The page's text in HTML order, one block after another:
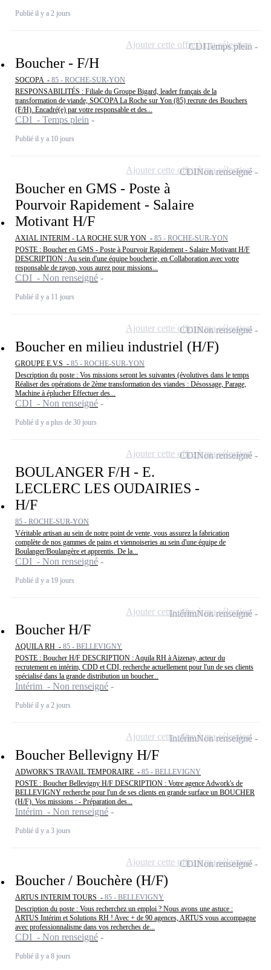
Publié il y a 2 jours
Boucher - F/H
SOCOPA - 85 - ROCHE-SUR-YON
RESPONSABILITÉS : Filiale du Groupe Bigard, leader français de la
transformation de viande, SOCOPA La Roche sur Yon (85) recrute des Bouchers
(F/H). Encadré(e) par votre responsable et des...
CDI - Temps plein
Publié il y a 10 jours
CDITemps plein
Ajouter cette offre à ma sélection
Boucher en GMS - Poste à
Pourvoir Rapidement - Salaire
Motivant H/F
AXIAL INTERIM - LA ROCHE SUR YON - 85 - ROCHE-SUR-YON
POSTE : Boucher en GMS - Poste à Pourvoir Rapidement - Salaire Motivant H/F
DESCRIPTION : Au sein d'une équipe boucherie, en Collaboration avec votre
responsable de rayon, vous aurez pour missions...
CDI - Non renseigné
Publié il y a 11 jours
CDINon renseigné
Ajouter cette offre à ma sélection
Boucher en milieu industriel (H/F)
GROUPE E.V.S - 85 - ROCHE-SUR-YON
Description du poste : Vos missions seront les suivantes (évolutives dans le temps
Réaliser des opérations de 2ème transformation des viandes : Désossage, Parage,
Machine à éplucher Effectuer des...
CDI - Non renseigné
Publié il y a plus de 30 jours
CDINon renseigné
Ajouter cette offre à ma sélection
BOULANGER F/H - E.
LECLERC LES OUDAIRIES -
H/F
85 - ROCHE-SUR-YON
Véritable artisan au sein de notre point de vente, vous assurez la fabrication
complète de nos gammes de pains et viennoiseries au sein d'une équipe de
Boulanger/Boulangère et apprentis. De la...
CDI - Non renseigné
Publié il y a 19 jours
CDINon renseigné
Ajouter cette offre à ma sélection
Boucher H/F
AQUILA RH - 85 - BELLEVIGNY
POSTE : Boucher H/F DESCRIPTION : Aquila RH à Aizenay, acteur du
recrutement en intérim, CDD et CDI, recherche actuellement pour l'un de ses clients
spécialisé dans la grande distribution un boucher...
Intérim - Non renseigné
Publié il y a 2 jours
IntérimNon renseigné
Ajouter cette offre à ma sélection
Boucher Bellevigny H/F
ADWORK'S TRAVAIL TEMPORAIRE - 85 - BELLEVIGNY
POSTE : Boucher Bellevigny H/F DESCRIPTION : Votre agence Adwork's de
BELLEVIGNY recherche pour l'un de ses clients en grande surface un BOUCHER
(H/F). Vos missions : - Préparation des...
Intérim - Non renseigné
Publié il y a 3 jours
IntérimNon renseigné
Ajouter cette offre à ma sélection
Boucher / Bouchère (H/F)
ARTUS INTERIM TOURS - 85 - BELLEVIGNY
Description du poste : Vous recherchez un emploi ? Nous avons une astuce :
ARTUS Intérim et Solutions RH ! Avec + de 90 agences, ARTUS vous accompagne
avec professionnalisme dans vos recherches de...
CDI - Non renseigné
Publié il y a 8 jours
CDINon renseigné
Ajouter cette offre à ma sélection